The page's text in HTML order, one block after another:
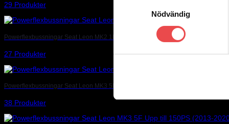
Nödvändig
29 Produkter
Powerflexbussningar Seat Leon MK2 1P (2005-2012)
27 Produkter
Powerflexbussningar Seat Leon MK3 5F 150PS Plus (2013-2020) Multilink
38 Produkter